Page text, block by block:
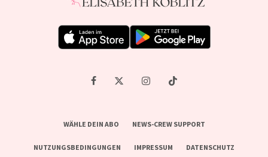
WÄHLE DEIN ABO NEWS-CREW SUPPORT
NUTZUNGSBEDINGUNGEN IMPRESSUM DATENSCHUTZ